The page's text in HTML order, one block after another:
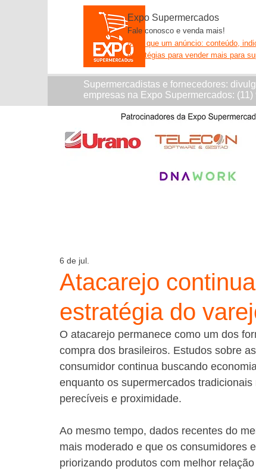
Expo Supermercados
Fale conosco e venda mais!
Mais que um anúncio: conteúdo,
estratégias para vender mais para
Supermercadistas e fornecedores:
empresas na Expo Supermercados: (11)
Atacarejo
estratégia do
6 de jul.
O atacarejo permanece como um dos
compra dos brasileiros. Estudos sobre
consumidor continua buscando
enquanto os supermercados
perecíveis e proximidade.
Ao mesmo tempo, dados recentes do
mais moderado e que os consumidores
priorizando produtos com melhor